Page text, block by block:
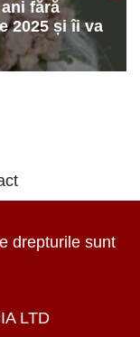
drepturile sunt
LTD